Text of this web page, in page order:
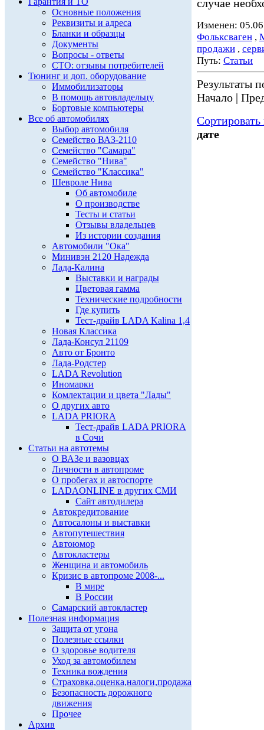
Основные положения
Реквизиты и адреса
Бланки и образцы
Документы
Вопросы - ответы
СТО: отзывы потребителей
Тюнинг и доп. оборудование
Иммобилизаторы
В помощь автовладельцу
Бортовые компьютеры
Все об автомобилях
Выбор автомобиля
Семейство ВАЗ-2110
Семейство "Самара"
Семейство "Нива"
Семейство "Классика"
Шевроле Нива
Об автомобиле
О производстве
Тесты и статьи
Отзывы владельцев
Из истории создания
Автомобили "Ока"
Минивэн 2120 Надежда
Лада-Калина
Выставки и награды
Цветовая гамма
Технические подробности
Где купить
Тест-драйв LADA Kalina 1,4
Новая Классика
Лада-Консул 21109
Авто от Бронто
Лада-Родстер
LADA Revolution
Иномарки
Комлектации и цвета "Лады"
О других авто
LADA PRIORA
Тест-драйв LADA PRIORA
в Сочи
Статьи на автотемы
О ВАЗе и вазовцах
Личности в автопроме
О пробегах и автоспорте
LADAONLINE в других СМИ
Сайт автодилера
Автокредитование
Автосалоны и выставки
Автопутешествия
Автоюмор
Автокластеры
Женщина и автомобиль
Кризис в автопроме 2008-...
В мире
В России
Самарский автокластер
Полезная информация
Защита от угона
Полезные ссылки
О здоровье водителя
Уход за автомобилем
Техника вождения
Страховка,оценка,налоги,продажа
Безопасность дорожного
движения
Прочее
Архив
случае
Изменен:
Фольксваген ,
продажи ,
Путь: Статьи
Результаты
Начало |
дате